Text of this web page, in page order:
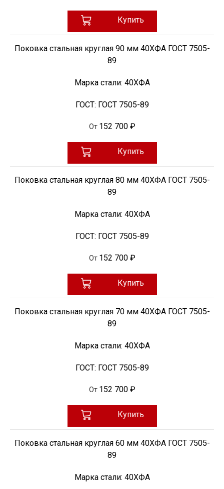
Купить
Поковка стальная круглая 90 мм 40ХФА ГОСТ 7505-
89
Марка стали: 40ХФА
ГОСТ: ГОСТ 7505-89
От 152 700 ₽
Купить
Поковка стальная круглая 80 мм 40ХФА ГОСТ 7505-
89
Марка стали: 40ХФА
ГОСТ: ГОСТ 7505-89
От 152 700 ₽
Купить
Поковка стальная круглая 70 мм 40ХФА ГОСТ 7505-
89
Марка стали: 40ХФА
ГОСТ: ГОСТ 7505-89
От 152 700 ₽
Купить
Поковка стальная круглая 60 мм 40ХФА ГОСТ 7505-
89
Марка стали: 40ХФА